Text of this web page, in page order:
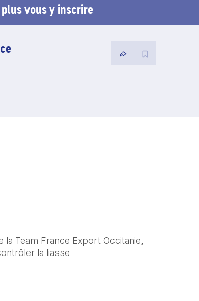
vous y inscrire
la Team France Export Occitanie,
la liasse